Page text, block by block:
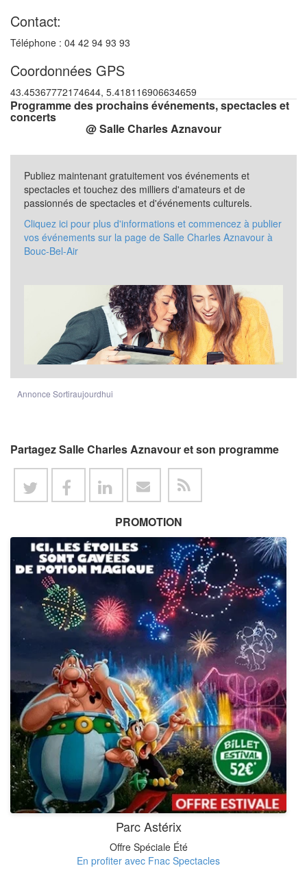
Contact:
Téléphone : 04 42 94 93 93
Coordonnées GPS
43.45367772174644, 5.418116906634659
Programme des prochains événements, spectacles et
concerts
@ Salle Charles Aznavour
Publiez maintenant gratuitement vos événements et
spectacles et touchez des milliers d'amateurs et de
passionnés de spectacles et d'événements culturels.
Cliquez ici pour plus d'informations et commencez à publier
vos événements sur la page de Salle Charles Aznavour à
Bouc-Bel-Air
Annonce Sortiraujourdhui
Partagez Salle Charles Aznavour et son programme
PROMOTION
Parc Astérix
Offre Spéciale Été
En profiter avec Fnac Spectacles